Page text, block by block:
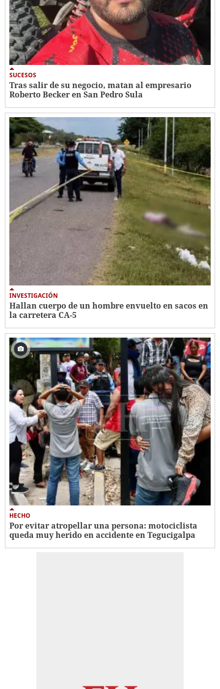
SUCESOS
Tras salir de su negocio, matan al empresario
Roberto Becker en San Pedro Sula
INVESTIGACIÓN
Hallan cuerpo de un hombre envuelto en sacos en
la carretera CA-5
HECHO
Por evitar atropellar una persona: motociclista
queda muy herido en accidente en Tegucigalpa